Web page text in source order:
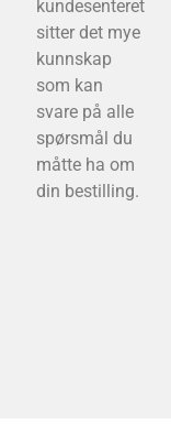
kundesenteret
sitter det mye
kunnskap
som kan
svare på alle
spørsmål du
måtte ha om
din bestilling.